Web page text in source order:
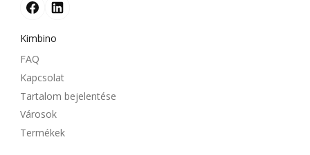
Kimbino
FAQ
Kapcsolat
Tartalom bejelentése
Városok
Termékek